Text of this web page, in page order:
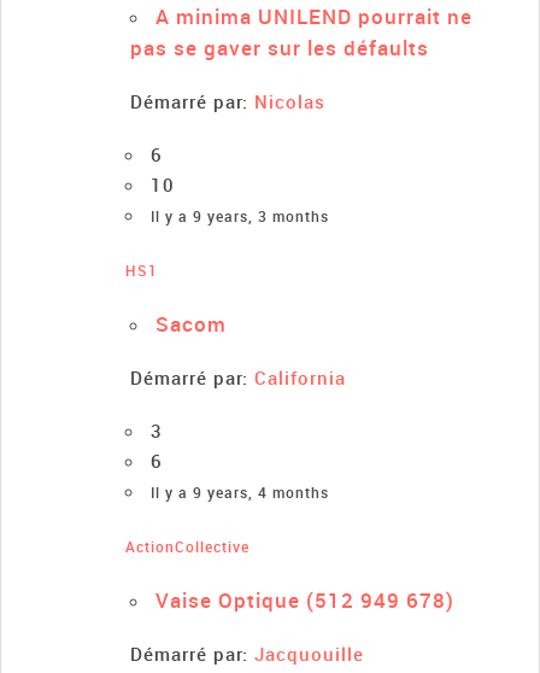
A minima UNILEND pourrait ne
pas se gaver sur les défaults
Démarré par: Nicolas
6
10
Il y a 9 years, 3 months
HS1
Sacom
Démarré par: California
3
6
Il y a 9 years, 4 months
ActionCollective
Vaise Optique (512 949 678)
Démarré par: Jacquouille